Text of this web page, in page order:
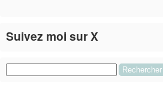
Suivez moi sur X